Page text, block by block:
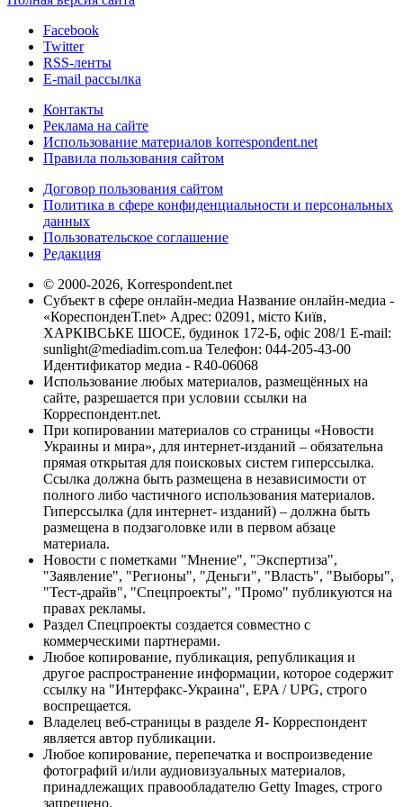
Facebook
Twitter
RSS-ленты
E-mail рассылка
Контакты
Реклама на сайте
Использование материалов korrespondent.net
Правила пользования сайтом
Договор пользования сайтом
Политика в сфере конфиденциальности и персональных
данных
Пользовательское соглашение
Редакция
© 2000-2026, Korrespondent.net
Субъект в сфере онлайн-медиа Название онлайн-медиа -
«КореспонденТ.net» Адрес: 02091, місто Київ,
ХАРКІВСЬКЕ ШОСЕ, будинок 172-Б, офіс 208/1 E-mail:
sunlight@mediadim.com.ua Телефон: 044-205-43-00
Идентификатор медиа - R40-06068
Использование любых материалов, размещённых на
сайте, разрешается при условии ссылки на
Корреспондент.net.
При копировании материалов со страницы «Новости
Украины и мира», для интернет-изданий – обязательна
прямая открытая для поисковых систем гиперссылка.
Ссылка должна быть размещена в независимости от
полного либо частичного использования материалов.
Гиперссылка (для интернет- изданий) – должна быть
размещена в подзаголовке или в первом абзаце
материала.
Новости с пометками "Мнение", "Экспертиза",
"Заявление", "Регионы", "Деньги", "Власть", "Выборы",
"Тест-драйв", "Спецпроекты", "Промо" публикуются на
правах рекламы.
Раздел Спецпроекты создается совместно с
коммерческими партнерами.
Любое копирование, публикация, републикация и
другое распространение информации, которое содержит
ссылку на "Интерфакс-Украина", EPA / UPG, строго
воспрещается.
Владелец веб-страницы в разделе Я- Корреспондент
является автор публикации.
Любое копирование, перепечатка и воспроизведение
фотографий и/или аудиовизуальных материалов,
принадлежащих правообладателю Getty Images, строго
запрещено.